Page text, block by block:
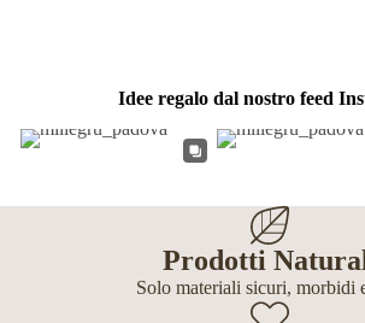
Idee regalo dal nostro feed
Prodotti
Solo materiali sicuri, morbidi